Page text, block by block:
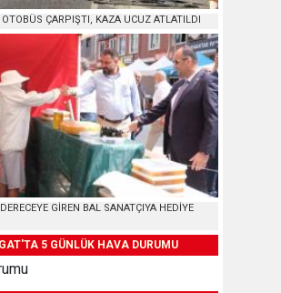
ÇARPIŞTI, KAZA UCUZ ATLATILDI
GİREN BAL SANATÇIYA HEDİYE
5 GÜNLÜK HAVA DURUMU